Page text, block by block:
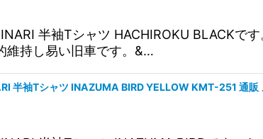
半袖Tシャツ HACHIROKU BLACKで
維持し易い旧車です。&…
半袖Tシャツ INAZUMA BIRD YELLOW KMT-251 通販